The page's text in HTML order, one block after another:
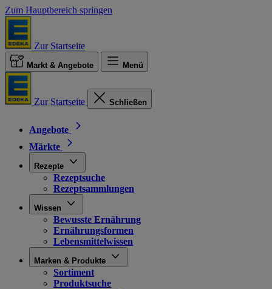
Zum Hauptbereich springen
Zur Startseite
Markt & Angebote Menü
Zur Startseite Schließen
Angebote
Märkte
Rezepte
Rezeptsuche
Rezeptsammlungen
Wissen
Bewusste Ernährung
Ernährungsformen
Lebensmittelwissen
Marken & Produkte
Sortiment
Produktsuche